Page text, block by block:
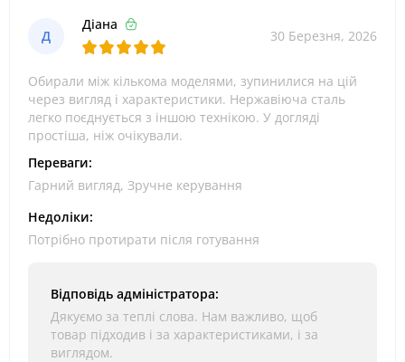
Д
Діана
30 Березня, 2026
Обирали між кількома моделями, зупинилися на цій
через вигляд і характеристики. Нержавіюча сталь
легко поєднується з іншою технікою. У догляді
простіша, ніж очікували.
Переваги:
Гарний вигляд, Зручне керування
Недоліки:
Потрібно протирати після готування
Відповідь адміністратора:
Дякуємо за теплі слова. Нам важливо, щоб
товар підходив і за характеристиками, і за
виглядом.